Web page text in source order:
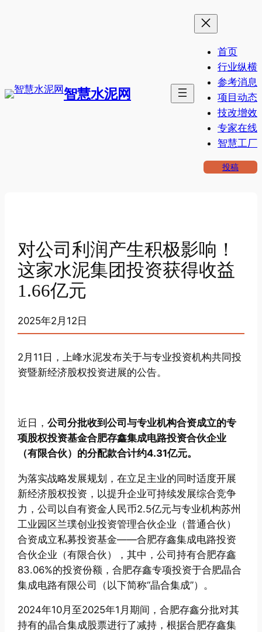
智慧水泥网
首页
行业纵横
参考消息
项目动态
技改增效
专家在线
智慧工厂
投稿
对公司利润产生积极影响！
这家水泥集团投资获得收益
1.66亿元
2025年2月12日
2月11日，上峰水泥发布关于与专业投资机构共同投
资暨新经济股权投资进展的公告。
近日，公司分批收到公司与专业机构合资成立的专
项股权投资基金合肥存鑫集成电路投资合伙企业
（有限合伙）的分配款合计约4.31亿元。
为落实战略发展规划，在立足主业的同时适度开展
新经济股权投资，以提升企业可持续发展综合竞争
力，公司以自有资金人民币2.5亿元与专业机构苏州
工业园区兰璞创业投资管理合伙企业（普通合伙）
合资成立私募投资基金——合肥存鑫集成电路投资
合伙企业（有限合伙），其中，公司持有合肥存鑫
83.06%的投资份额，合肥存鑫专项投资于合肥晶合
集成电路有限公司（以下简称“晶合集成”）。
2024年10月至2025年1月期间，合肥存鑫分批对其
持有的晶合集成股票进行了减持，根据合肥存鑫集